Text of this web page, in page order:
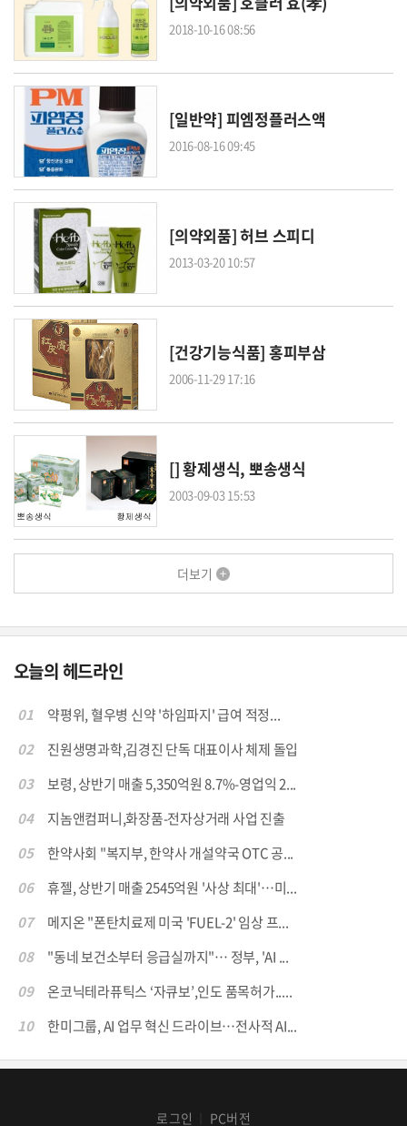
2018-10-16 08:56
[일반약] 피엠정플러스액
2016-08-16 09:45
[의약외품] 허브 스피디
2013-03-20 10:57
[건강기능식품] 홍피부삼
2006-11-29 17:16
[] 황제생식, 뽀송생식
2003-09-03 15:53
더보기
오늘의 헤드라인
01
약평위, 혈우병 신약 '하임파지' 급여 적정...
02
진원생명과학,김경진 단독 대표이사 체제 돌입
03
보령, 상반기 매출 5,350억원 8.7%-영업익 2...
04
지놈앤컴퍼니,화장품-전자상거래 사업 진출
05
한약사회 "복지부, 한약사 개설약국 OTC 공...
06
휴젤, 상반기 매출 2545억원 '사상 최대'…미...
07
메지온 "폰탄치료제 미국 'FUEL-2' 임상 프...
08
"동네 보건소부터 응급실까지"… 정부, 'AI ...
09
온코닉테라퓨틱스 ‘자큐보’,인도 품목허가.....
10
한미그룹, AI 업무 혁신 드라이브…전사적 AI...
로그인 PC버전